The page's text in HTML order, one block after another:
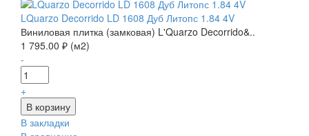
LQuarzo Decorrido LD 1608 Дуб Литопс 1.84 4V
Виниловая плитка (замковая) L'Quarzo Decorrido&..
1 795.00 ₽ (м2)
-
+
В закладки